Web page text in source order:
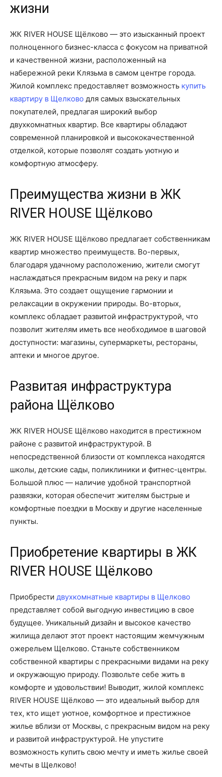
жизни
ЖК RIVER HOUSE Щёлково — это изысканный проект
полноценного бизнес-класса с фокусом на приватной
и качественной жизни, расположенный на
набережной реки Клязьма в самом центре города.
Жилой комплекс предоставляет возможность купить
квартиру в Щелково для самых взыскательных
покупателей, предлагая широкий выбор
двухкомнатных квартир. Все квартиры обладают
современной планировкой и высококачественной
отделкой, которые позволят создать уютную и
комфортную атмосферу.
Преимущества жизни в ЖК
RIVER HOUSE Щёлково
ЖК RIVER HOUSE Щёлково предлагает собственникам
квартир множество преимуществ. Во-первых,
благодаря удачному расположению, жители смогут
наслаждаться прекрасным видом на реку и парк
Клязьма. Это создает ощущение гармонии и
релаксации в окружении природы. Во-вторых,
комплекс обладает развитой инфраструктурой, что
позволит жителям иметь все необходимое в шаговой
доступности: магазины, супермаркеты, рестораны,
аптеки и многое другое.
Развитая инфраструктура
района Щёлково
ЖК RIVER HOUSE Щёлково находится в престижном
районе с развитой инфраструктурой. В
непосредственной близости от комплекса находятся
школы, детские сады, поликлиники и фитнес-центры.
Большой плюс — наличие удобной транспортной
развязки, которая обеспечит жителям быстрые и
комфортные поездки в Москву и другие населенные
пункты.
Приобретение квартиры в ЖК
RIVER HOUSE Щёлково
Приобрести двухкомнатные квартиры в Щелково
представляет собой выгодную инвестицию в свое
будущее. Уникальный дизайн и высокое качество
жилища делают этот проект настоящим жемчужным
ожерельем Щелково. Станьте собственником
собственной квартиры с прекрасными видами на реку
и окружающую природу. Позвольте себе жить в
комфорте и удовольствии! Выводит, жилой комплекс
RIVER HOUSE Щёлково — это идеальный выбор для
тех, кто ищет уютное, комфортное и престижное
жилье вблизи от Москвы, с прекрасным видом на реку
и развитой инфраструктурой. Не упустите
возможность купить свою мечту и иметь жилье своей
мечты в Щелково!